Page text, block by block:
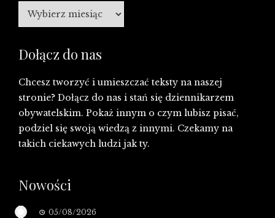
Archiwa
Dołącz do nas
Chcesz tworzyć i umieszczać teksty na naszej
stronie? Dołącz do nas i stań się dziennikarzem
obywatelskim. Pokaż innym o czym lubisz pisać,
podziel się swoją wiedzą z innymi. Czekamy na
takich ciekawych ludzi jak ty.
Nowości
05/08/2026